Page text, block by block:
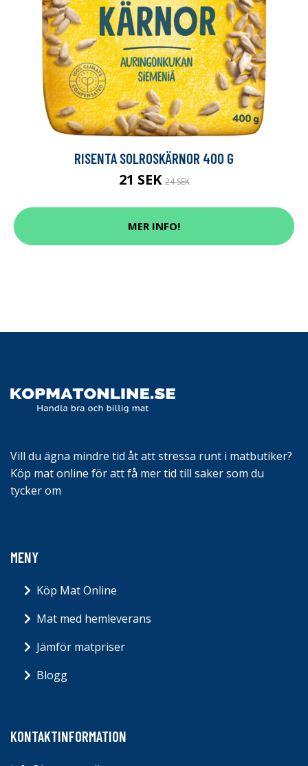
RISENTA SOLROSKÄRNOR 400 G
21 SEK24 SEK
MER INFO!
Vill du ägna mindre tid åt att stressa runt i matbutiker?
Köp mat online för att få mer tid till saker som du
tycker om
MENY
Köp Mat Online
Mat med hemleverans
Jämför matpriser
Blogg
KONTAKTINFORMATION